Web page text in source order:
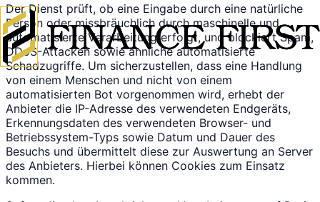
Der Dienst prüft, ob eine Eingabe durch eine natürliche
Person oder missbräuchlich durch maschinelle und
automatisierte Verarbeitung erfolgt, und blockiert Spam,
DDoS-Attacken sowie ähnliche automatisierte
Schadzugriffe. Um sicherzustellen, dass eine Handlung
von einem Menschen und nicht von einem
automatisierten Bot vorgenommen wird, erhebt der
Anbieter die IP-Adresse des verwendeten Endgeräts,
Erkennungsdaten des verwendeten Browser- und
Betriebssystem-Typs sowie Datum und Dauer des
Besuchs und übermittelt diese zur Auswertung an Server
des Anbieters. Hierbei können Cookies zum Einsatz
kommen.